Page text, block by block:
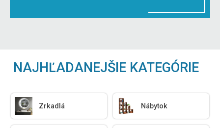
NAJHĽADANEJŠIE KATEGÓRIE
Zrkadlá Nábytok